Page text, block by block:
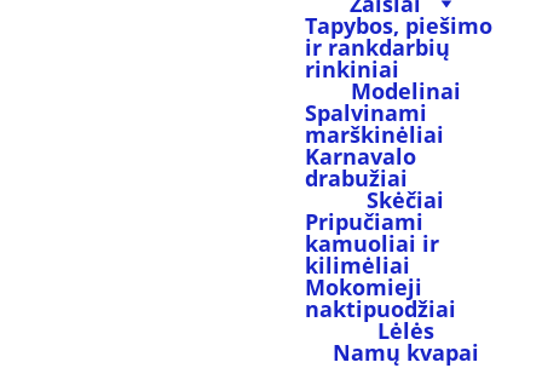
Tapybos, piešimo
ir rankdarbių
rinkiniai
Modelinai
Spalvinami
marškinėliai
Karnavalo
drabužiai
Skėčiai
Pripučiami
kamuoliai ir
kilimėliai
Mokomieji
naktipuodžiai
Lėlės
Namų kvapai